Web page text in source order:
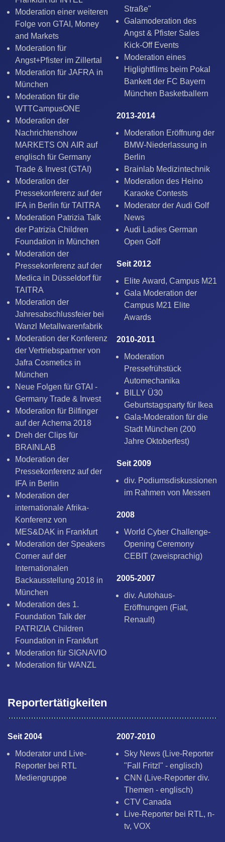
Moderation einer weiteren
Folge von GTAI, Money
and Markets
Moderation für
Angst+Pfister im Zillertal
Moderation für JAFRA in
München
Moderation für die
WTTCampusONE
Moderation der
Nachrichtenshow
MARKETS ON AIR auf
englisch für Germany
Trade & Invest (GTAI)
Moderation der
Pressekonferenz auf der
IFA in Berlin für TAITRA
Moderation Patrizia Talk
der Patrizia Children
Foundation in München
Moderation der
Pressekonferenz auf der
Medica in Düsseldorf für
TAITRA
Moderation der
Jahresabschlussfeier bei
Wanzl Metallwarenfabrik
Moderation der Konferenz
der Vertriebspartner von
Jafra Cosmetics in
München
Neue Folgen für GTAI -
Germany Trade & Invest
Moderation für Bilfinger
auf der Achema 2018
Dreh der Clips für
BRAINLAB
Moderation der
Pressekonferenz auf der
IFA in Berlin
Moderation der
internationale Afrika-
Konferenz von
MES&DAK in Frankfurt
Moderation der Speakers
Corner auf der
Internationalen
Backausstellung 2018 in
München
Moderation des 1.
Foundation Talk der
PATRIZIA Children
Foundation in Frankfurt
Moderation für SIGNAVIO
Moderation für WANZL
Straße"
Galamoderation des
Angst & Pfister Sales
Kick-Off Events
Moderation eines
Higlightfilms beim Pokal
Bankett der FC Bayern
München Basketballern
2013-2014
Moderation Eröffnung der
BMW-Niederlassung in
Berlin
Brainlab Medizintechnik
Moderation des Heino
Karaoke Contests
Moderator der Audi Golf
News
Audi Ladies German
Open Golf
Seit 2012
Elite Award, Campus M21
Gala Moderation der
Campus M21 Elite
Awards
2010-2011
Moderation
Pressefrühstück
Automechanika
BILLY Ü30
Geburtstagsparty für Ikea
Gala-Moderation für die
Stadt München (200
Jahre Oktoberfest)
Seit 2009
div. Podiumsdiskussionen
im Rahmen von Messen
2008
World Cyber Challenge-
Opening Ceremony
CEBIT (zweisprachig)
2005-2007
div. Autohaus-
Eröffnungen (Fiat,
Renault)
Reportertätigkeiten
Seit 2004
Moderator und Live-
Reporter bei RTL
Mediengruppe
2007-2010
Sky News (Live-Reporter
"Fall Fritzl" - englisch)
CNN (Live-Reporter div.
Themen - englisch)
CTV Canada
Live-Reporter bei RTL, n-
tv, VOX